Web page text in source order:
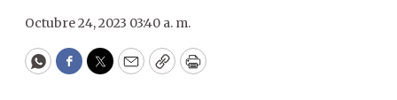
Octubre 24, 2023 03:40 a. m.
WhatsApp
Facebook
Twitter
EmailCopyPrint